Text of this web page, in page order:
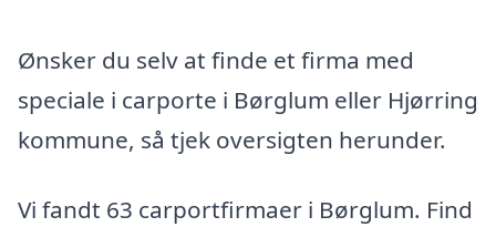
Ønsker du selv at finde et firma med
speciale i carporte i Børglum eller Hjørring
kommune, så tjek oversigten herunder.
Vi fandt 63 carportfirmaer i Børglum. Find